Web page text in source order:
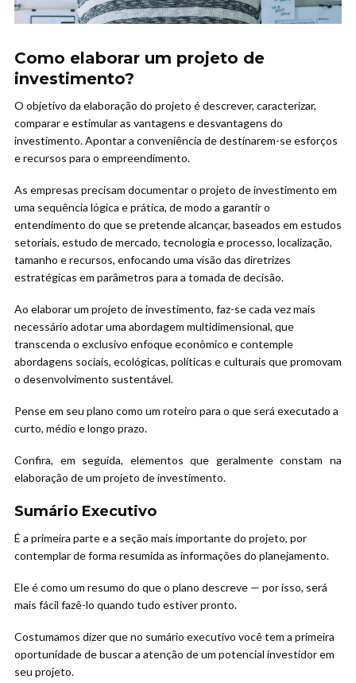
Como elaborar um projeto de
investimento?
O objetivo da elaboração do projeto é descrever, caracterizar,
comparar e estimular as vantagens e desvantagens do
investimento. Apontar a conveniência de destinarem-se esforços
e recursos para o empreendimento.
As empresas precisam documentar o projeto de investimento em
uma sequência lógica e prática, de modo a garantir o
entendimento do que se pretende alcançar, baseados em estudos
setoriais, estudo de mercado, tecnologia e processo, localização,
tamanho e recursos, enfocando uma visão das diretrizes
estratégicas em parâmetros para a tomada de decisão.
Ao elaborar um projeto de investimento, faz-se cada vez mais
necessário adotar uma abordagem multidimensional, que
transcenda o exclusivo enfoque econômico e contemple
abordagens sociais, ecológicas, políticas e culturais que promovam
o desenvolvimento sustentável.
Pense em seu plano como um roteiro para o que será executado a
curto, médio e longo prazo.
Confira, em seguida, elementos que geralmente constam na
elaboração de um projeto de investimento.
Sumário Executivo
É a primeira parte e a seção mais importante do projeto, por
contemplar de forma resumida as informações do planejamento.
Ele é como um resumo do que o plano descreve — por isso, será
mais fácil fazê-lo quando tudo estiver pronto.
Costumamos dizer que no sumário executivo você tem a primeira
oportunidade de buscar a atenção de um potencial investidor em
seu projeto.